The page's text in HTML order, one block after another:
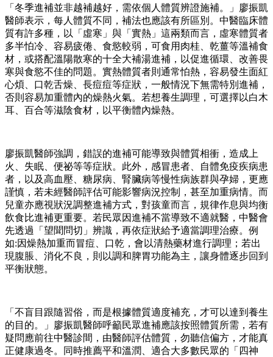
「冬季進補並非越補越好，需依個人體質辨證施補。」廖振凱
醫師表示，每人體質不同，補法也應該有所區別。中醫臨床體
質有許多種，以「虛寒」與「實熱」這兩類而言，虛寒體質者
多半怕冷、容易疲倦、食慾較弱，可食用肉桂、乾薑等溫補食
材，或搭配溫陽散寒的十全大補湯進補，以促進循環、改善畏
寒與食慾不佳的問題。實熱體質者則通常怕熱，容易發生面紅
心煩、口乾舌燥、長痘痘等症狀，一般情況下無需特別進補，
否則容易加重體內的燥熱火氣。若想養生調理，可選擇以白木
耳、百合等滋陰食材，以平衡體內燥熱。
廖振凱醫師強調，錯誤的進補可能導致與體質相衝，造成上
火、失眠、便祕等等症狀。此外，感冒患者、自體免疫疾病患
者，以及高血壓、糖尿病、腎臟病等慢性病族群與孕婦，更應
謹慎，若未經醫師評估可能影響病況控制，甚至加重病情。而
兒童亦應視狀況調整進補方式，對孩童而言，規律作息與均衡
飲食比進補更重要。若民眾因進補不當導致不適就醫，中醫會
先透過「望聞問切」辨識，再依症狀給予適當調理治療。例
如:因燥熱加重而冒痘、口乾，會以清熱藥材進行調理；若出
現腹脹、消化不良，則以調和脾胃功能為主，讓身體逐步回到
平衡狀態。
「不盲目跟隨習俗，而是根據體質適度補充，才可以達到養生
的目的。」廖振凱醫師呼籲民眾進補應該按照體質所需，若有
疑問應前往中醫診間，由醫師評估體質，勿聽信偏方，才能真
正健康過冬。同時推薦平和溫潤、適合大多數民眾的「四神